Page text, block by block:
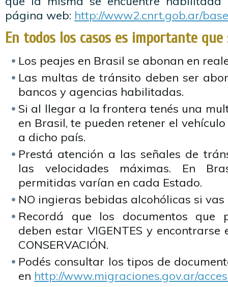
página web: http://www2.cnrt.gob.ar/
En todos los casos es importante que
Los peajes en Brasil se abonan en
Las multas de tránsito deben ser
bancos y agencias habilitadas.
Si al llegar a la frontera tenés una
en Brasil, te pueden retener el
a dicho país.
Prestá atención a las señales de
las velocidades máximas. En
permitidas varían en cada Estado.
NO ingieras bebidas alcohólicas si
Recordá que los documentos que
deben estar VIGENTES y encontrarse
CONSERVACIÓN.
Podés consultar los tipos de
en http://www.migraciones.gov.ar/